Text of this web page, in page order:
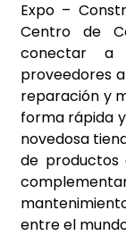
Expo –
Centro de
conectar a
proveedores
reparación y
forma rápida
novedosa
de productos
entre el